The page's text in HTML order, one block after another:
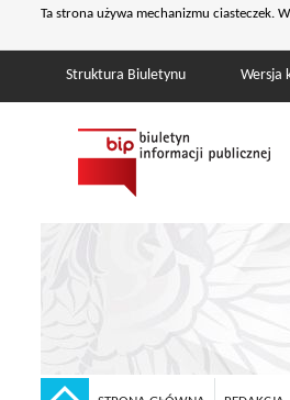
Ta strona używa mechanizmu ciasteczek.
Struktura Biuletynu Wersja